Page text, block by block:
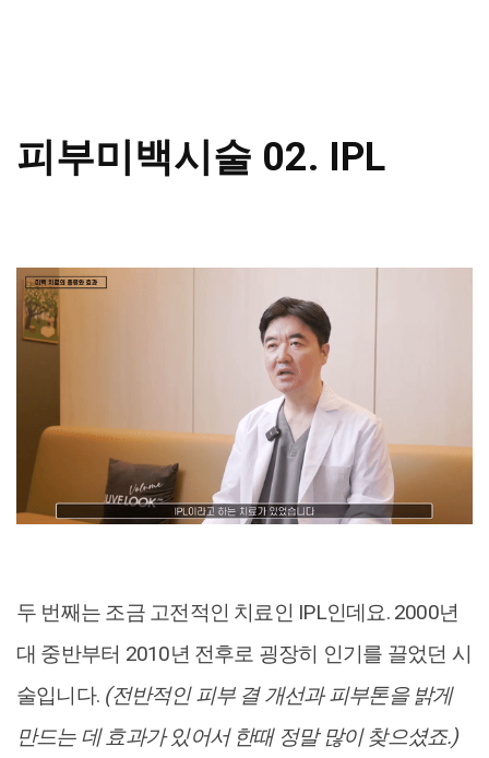
피부미백시술 02. IPL
두 번째는 조금 고전적인 치료인 IPL인데요. 2000년
대 중반부터 2010년 전후로 굉장히 인기를 끌었던 시
술입니다. (전반적인 피부 결 개선과 피부톤을 밝게
만드는 데 효과가 있어서 한때 정말 많이 찾으셨죠.)